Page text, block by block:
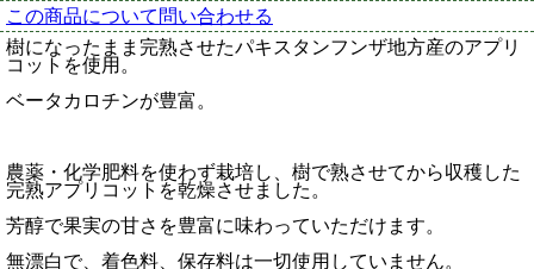
この商品について問い合わせる
樹になったまま完熟させたパキスタンフンザ地方産のアプリ
コットを使用。
ベータカロチンが豊富。
農薬・化学肥料を使わず栽培し、樹で熟させてから収穫した
完熟アプリコットを乾燥させました。
芳醇で果実の甘さを豊富に味わっていただけます。
無漂白で、着色料、保存料は一切使用していません。